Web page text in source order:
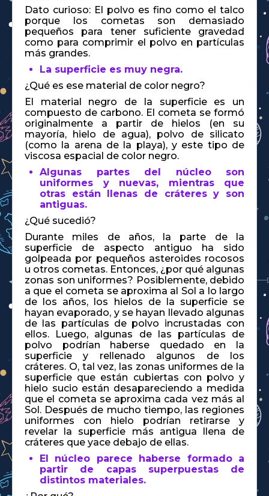
Dato curioso: El polvo es fino como el talco
porque los cometas son demasiado
pequeños para tener suficiente gravedad
como para comprimir el polvo en partículas
más grandes.
La superficie es muy negra.
¿Qué es ese material de color negro?
El material negro de la superficie es un
compuesto de carbono. El cometa se formó
originalmente a partir de hielos (en su
mayoría, hielo de agua), polvo de silicato
(como la arena de la playa), y este tipo de
viscosa espacial de color negro.
Algunas partes del núcleo son
uniformes y nuevas, mientras que
otras están llenas de cráteres y son
antiguas.
¿Qué sucedió?
Durante miles de años, la parte de la
superficie de aspecto antiguo ha sido
golpeada por pequeños asteroides rocosos
u otros cometas. Entonces, ¿por qué algunas
zonas son uniformes? Posiblemente, debido
a que el cometa se aproxima al Sol a lo largo
de los años, los hielos de la superficie se
hayan evaporado, y se hayan llevado algunas
de las partículas de polvo incrustadas con
ellos. Luego, algunas de las partículas de
polvo podrían haberse quedado en la
superficie y rellenado algunos de los
cráteres. O, tal vez, las zonas uniformes de la
superficie que están cubiertas con polvo y
hielo sucio están desapareciendo a medida
que el cometa se aproxima cada vez más al
Sol. Después de mucho tiempo, las regiones
uniformes con hielo podrían retirarse y
revelar la superficie más antigua llena de
cráteres que yace debajo de ellas.
El núcleo parece haberse formado a
partir de capas superpuestas de
distintos materiales.